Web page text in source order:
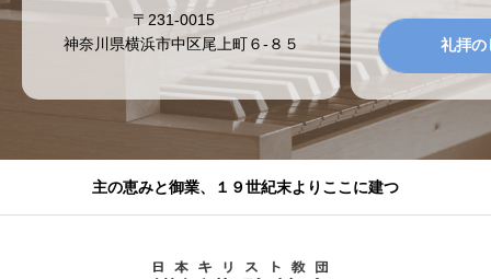
〒231-0015
神奈川県横浜市中区尾上町６-８５
礼拝の
主の恵みと御業、１９世紀末よりここに建つ